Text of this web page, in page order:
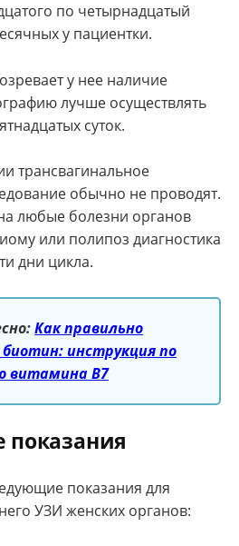
по четырнадцатый
у пациентки.
у нее наличие
лучше осуществлять
суток.
трансвагинальное
обычно не проводят.
любые болезни органов
или полипоз диагностика
дни цикла.
Как правильно
инструкция по
витамина B7
показания для
УЗИ женских органов: